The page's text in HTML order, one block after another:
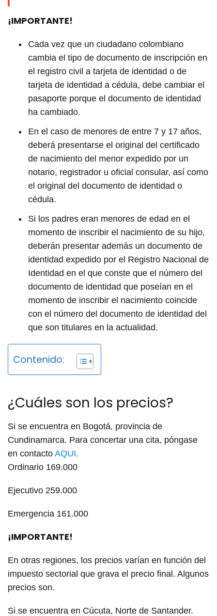
¡IMPORTANTE!
Cada vez que un ciudadano colombiano
cambia el tipo de documento de inscripción en
el registro civil a tarjeta de identidad o de
tarjeta de identidad a cédula, debe cambiar el
pasaporte porque el documento de identidad
ha cambiado.
En el caso de menores de entre 7 y 17 años,
deberá presentarse el original del certificado
de nacimiento del menor expedido por un
notario, registrador u oficial consular, así como
el original del documento de identidad o
cédula.
Si los padres eran menores de edad en el
momento de inscribir el nacimiento de su hijo,
deberán presentar además un documento de
identidad expedido por el Registro Nacional de
Identidad en el que conste que el número del
documento de identidad que poseían en el
momento de inscribir el nacimiento coincide
con el número del documento de identidad del
que son titulares en la actualidad.
Contenido:
¿Cuáles son los precios?
Si se encuentra en Bogotá, provincia de
Cundinamarca. Para concertar una cita, póngase
en contacto AQUI.
Ordinario 169.000
Ejecutivo 259.000
Emergencia 161.000
¡IMPORTANTE!
En otras regiones, los precios varían en función del
impuesto sectorial que grava el precio final. Algunos
precios son.
Si se encuentra en Cúcuta, Norte de Santander.